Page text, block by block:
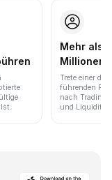
Mehr als
Millionen
Trete einer der
führenden
nach Trading-
und Liquidität